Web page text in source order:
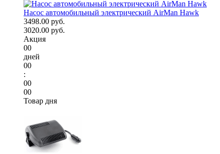
Насос автомобильный электрический AirMan Hawk
3498.00 руб.
3020.00 руб.
Акция
00
дней
00
:
00
00
Товар дня